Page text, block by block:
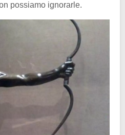
possiamo ignorarle.